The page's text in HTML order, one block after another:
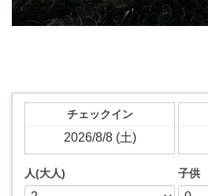
チェックイン
人(大人) 子供